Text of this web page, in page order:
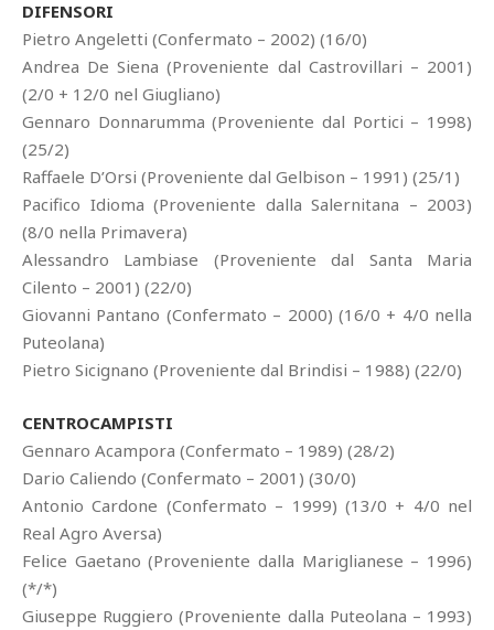
DIFENSORI
Pietro Angeletti (Confermato – 2002) (16/0)
Andrea De Siena (Proveniente dal Castrovillari – 2001)
(2/0 + 12/0 nel Giugliano)
Gennaro Donnarumma (Proveniente dal Portici – 1998)
(25/2)
Raffaele D’Orsi (Proveniente dal Gelbison – 1991) (25/1)
Pacifico Idioma (Proveniente dalla Salernitana – 2003)
(8/0 nella Primavera)
Alessandro Lambiase (Proveniente dal Santa Maria
Cilento – 2001) (22/0)
Giovanni Pantano (Confermato – 2000) (16/0 + 4/0 nella
Puteolana)
Pietro Sicignano (Proveniente dal Brindisi – 1988) (22/0)
CENTROCAMPISTI
Gennaro Acampora (Confermato – 1989) (28/2)
Dario Caliendo (Confermato – 2001) (30/0)
Antonio Cardone (Confermato – 1999) (13/0 + 4/0 nel
Real Agro Aversa)
Felice Gaetano (Proveniente dalla Mariglianese – 1996)
(*/*)
Giuseppe Ruggiero (Proveniente dalla Puteolana – 1993)